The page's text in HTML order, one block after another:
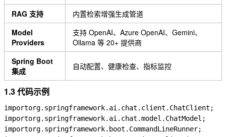
RAG 支持
内置检索增强生成管道
Model
Providers
支持 OpenAI、Azure OpenAI、Gemini、
Ollama 等 20+ 提供商
Spring Boot
集成
自动配置、健康检查、指标监控
1.3 代码示例
importorg.springframework.ai.chat.client.ChatClient ;
importorg.springframework.ai.chat.model.ChatModel ;
importorg.springframework.boot.CommandLineRunner;